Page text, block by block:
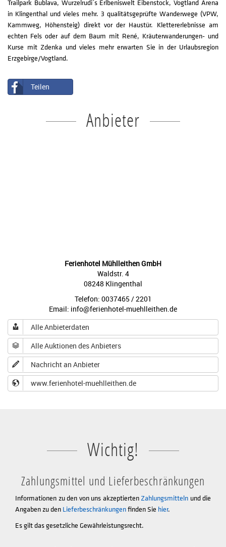
Trailpark Bublava, Wurzelrudi´s Erlbeniswelt Eibenstock, Vogtland Arena
in Klingenthal und vieles mehr. 3 qualitätsgeprüfte Wanderwege (VPW,
Kammweg, Höhensteig) direkt vor der Haustür. Klettererlebnisse am
echten Fels oder auf dem Baum mit René, Kräuterwanderungen- und
Kurse mit Zdenka und vieles mehr erwarten Sie in der Urlaubsregion
Erzgebirge/Vogtland.
Teilen
Anbieter
Ferienhotel Mühlleithen GmbH
Waldstr. 4
08248 Klingenthal
Telefon: 0037465 / 2201
Email: info@ferienhotel-muehlleithen.de
Alle Anbieterdaten
Alle Auktionen des Anbieters
Nachricht an Anbieter
www.ferienhotel-muehlleithen.de
Wichtig!
Zahlungsmittel und Lieferbeschränkungen
Informationen zu den von uns akzeptierten Zahlungsmitteln und die
Angaben zu den Lieferbeschränkungenfinden Sie hier.
Es gilt das gesetzliche Gewährleistungsrecht.